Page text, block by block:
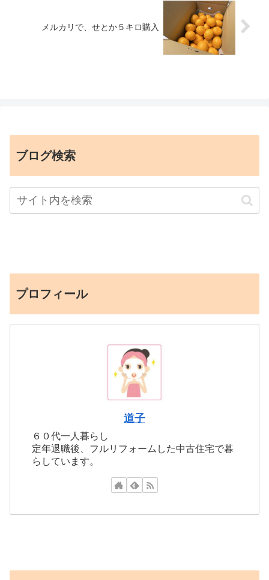
メルカリで、せとか５キロ購入
ブログ検索
プロフィール
道子
６０代一人暮らし
定年退職後、フルリフォームした中古住宅で暮
らしています。